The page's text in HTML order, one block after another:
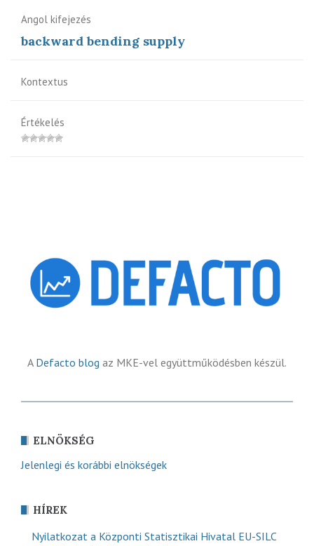
Angol kifejezés
backward bending supply
Kontextus
Értékelés
A Defacto blog az MKE-vel együttműködésben készül.
ELNÖKSÉG
Jelenlegi és korábbi elnökségek
HÍREK
Nyilatkozat a Központi Statisztikai Hivatal EU-SILC